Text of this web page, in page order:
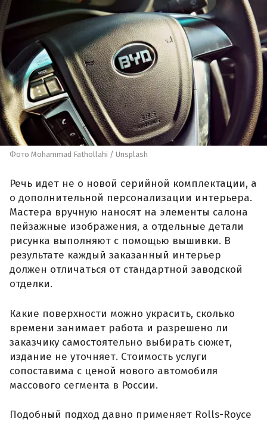
Фото Mohammad Fathollahi / Unsplash
Речь идет не о новой серийной комплектации, а
о дополнительной персонализации интерьера.
Мастера вручную наносят на элементы салона
пейзажные изображения, а отдельные детали
рисунка выполняют с помощью вышивки. В
результате каждый заказанный интерьер
должен отличаться от стандартной заводской
отделки.
Какие поверхности можно украсить, сколько
времени занимает работа и разрешено ли
заказчику самостоятельно выбирать сюжет,
издание не уточняет. Стоимость услуги
сопоставима с ценой нового автомобиля
массового сегмента в России.
Подобный подход давно применяет Rolls-Royce